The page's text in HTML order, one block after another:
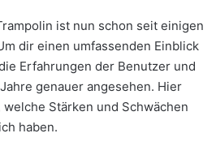
ist nun schon seit einigen
dir einen umfassenden Einblick
Erfahrungen der Benutzer und
genauer angesehen. Hier
Stärken und Schwächen
haben.